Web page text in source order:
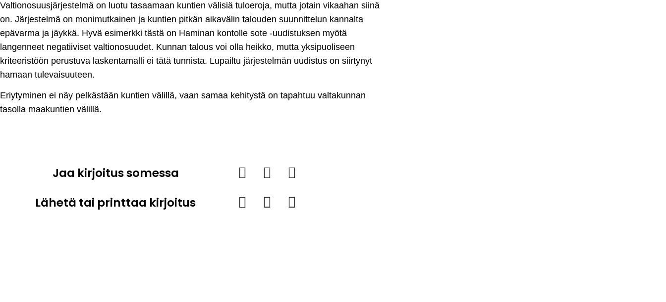
Valtionosuusjärjestelmä on luotu tasaamaan kuntien välisiä tuloeroja, mutta jotain vikaahan siinä
on. Järjestelmä on monimutkainen ja kuntien pitkän aikavälin talouden suunnittelun kannalta
epävarma ja jäykkä. Hyvä esimerkki tästä on Haminan kontolle sote -uudistuksen myötä
langenneet negatiiviset valtionosuudet. Kunnan talous voi olla heikko, mutta yksipuoliseen
kriteeristöön perustuva laskentamalli ei tätä tunnista. Lupailtu järjestelmän uudistus on siirtynyt
hamaan tulevaisuuteen.
Eriytyminen ei näy pelkästään kuntien välillä, vaan samaa kehitystä on tapahtuu valtakunnan
tasolla maakuntien välillä.
Jaa kirjoitus somessa
Lähetä tai printtaa kirjoitus